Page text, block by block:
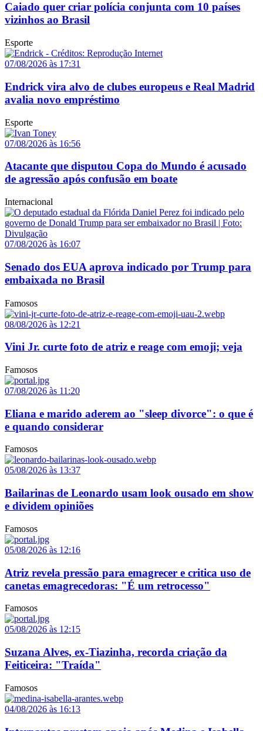
Caiado quer criar polícia conjunta com 10 países
vizinhos ao Brasil
Esporte
07/08/2026 às 17:31
Endrick vira alvo de clubes europeus e Real Madrid
avalia novo empréstimo
Esporte
07/08/2026 às 16:56
Atacante que disputou Copa do Mundo é acusado
de agressão após confusão em boate
Internacional
07/08/2026 às 16:07
Senado dos EUA aprova indicado por Trump para
embaixada no Brasil
Famosos
08/08/2026 às 12:21
Vini Jr. curte foto de atriz e reage com emoji; veja
Famosos
07/08/2026 às 11:20
Eliana e marido aderem ao "sleep divorce": o que é
e quando considerar
Famosos
05/08/2026 às 13:37
Bailarinas de Leonardo usam look ousado em show
e dividem opiniões
Famosos
05/08/2026 às 12:16
Atriz revela pressão para emagrecer e critica uso de
canetas emagrecedoras: "É um retrocesso"
Famosos
05/08/2026 às 12:15
Suzana Alves, ex-Tiazinha, recorda criação da
Feiticeira: "Traída"
Famosos
04/08/2026 às 16:13